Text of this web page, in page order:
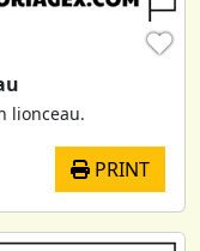
♥
lionceau.
PRINT